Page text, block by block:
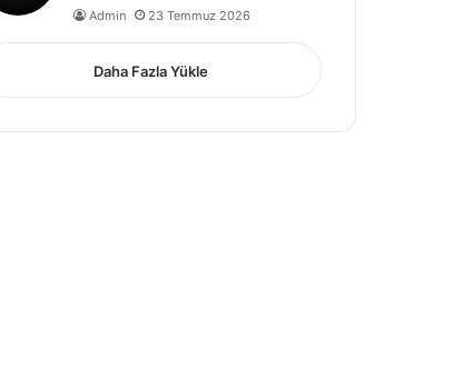
Admin 23 Temmuz 2026
Daha Fazla Yükle